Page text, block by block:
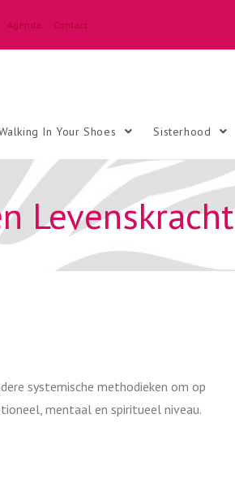
Agenda Contact
In Your Shoes Sisterhood
Levenskracht
systemische methodieken om op
mentaal en spiritueel niveau.